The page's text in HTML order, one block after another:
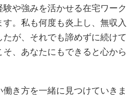
や強みを活かせる在宅ワーク
。私も何度も炎上し、無収入
が、それでも諦めずに続けて
、あなたにもできると心から
き方を一緒に見つけていきま